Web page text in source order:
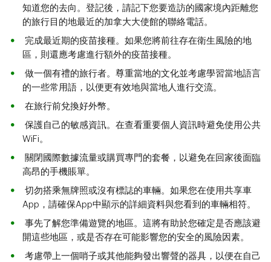
知道您的去向。登記後，請記下您要造訪的國家境內距離您
的旅行目的地最近的加拿大大使館的聯絡電話。
完成最近期的疫苗接種。如果您將前往存在衛生風險的地
區，則還應考慮進行額外的疫苗接種。
做一個有禮的旅行者。尊重當地的文化並考慮學習當地語言
的一些常用語，以便更有效地與當地人進行交流。
在旅行前兌換好外幣。
保護自己的敏感資訊。在查看重要個人資訊時避免使用公共
WiFi。
關閉國際數據流量或購買專門的套餐，以避免在回家後面臨
高昂的手機賬單。
切勿搭乘無牌照或沒有標誌的車輛。如果您在使用共享車
App，請確保App中顯示的詳細資料與您看到的車輛相符。
事先了解您準備遊覽的地區。這將有助於您確定是否應該避
開這些地區，或是否存在可能影響您的安全的風險因素。
考慮帶上一個哨子或其他能夠發出響聲的器具，以便在自己